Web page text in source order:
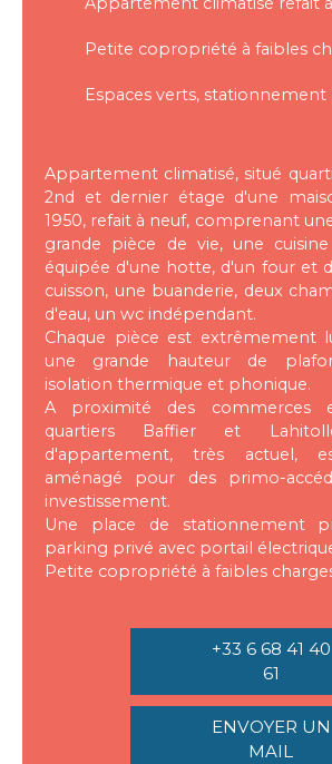
Petite copropriété à faibles
Espaces verts, stationnement
Appartement climatisé, situé
2nd et dernier étage d'une
1950, refait à neuf, comprenant
grande pièce de vie, une
équipée d'une hotte, d'un four et
cuisson, une buanderie, deux
d'eau, un wc indépendant.
Chaque pièce est extrêmement
une grande hauteur de
isolation thermique et phonique.
A proximité des commerces
quartiers Baffier et
d'appartement, très actuel,
aménagé pour des primo-
investissement.
Une place de stationnement
parking privé avec portail
Petite copropriété à faibles
+33 6 68 41 40
61
ENVOYER UN
MAIL